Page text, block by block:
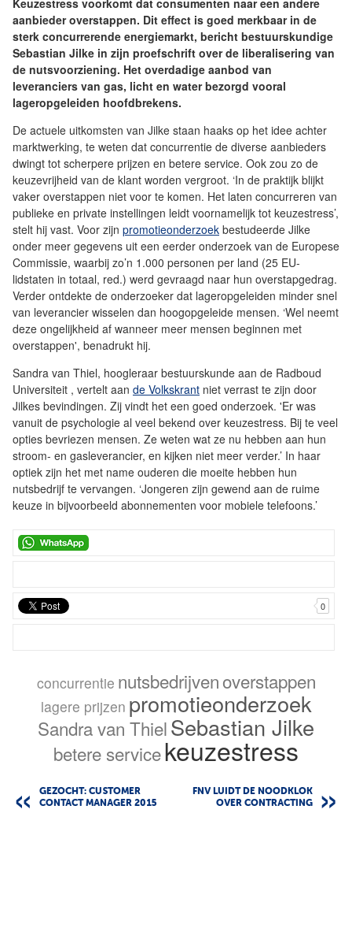
Keuzestress voorkomt dat consumenten naar een andere
aanbieder overstappen. Dit effect is goed merkbaar in de
sterk concurrerende energiemarkt, bericht bestuurskundige
Sebastian Jilke in zijn proefschrift over de liberalisering van
de nutsvoorziening. Het overdadige aanbod van
leveranciers van gas, licht en water bezorgd vooral
lageropgeleiden hoofdbrekens.
De actuele uitkomsten van Jilke staan haaks op het idee achter
marktwerking, te weten dat concurrentie de diverse aanbieders
dwingt tot scherpere prijzen en betere service. Ook zou zo de
keuzevrijheid van de klant worden vergroot. ‘In de praktijk blijkt
vaker overstappen niet voor te komen. Het laten concurreren van
publieke en private instellingen leidt voornamelijk tot keuzestress’,
stelt hij vast. Voor zijn promotieonderzoek bestudeerde Jilke
onder meer gegevens uit een eerder onderzoek van de Europese
Commissie, waarbij zo’n 1.000 personen per land (25 EU-
lidstaten in totaal, red.) werd gevraagd naar hun overstapgedrag.
Verder ontdekte de onderzoeker dat lageropgeleiden minder snel
van leverancier wisselen dan hoogopgeleide mensen. ‘Wel neemt
deze ongelijkheid af wanneer meer mensen beginnen met
overstappen', benadrukt hij.
Sandra van Thiel, hoogleraar bestuurskunde aan de Radboud
Universiteit , vertelt aan de Volkskrant niet verrast te zijn door
Jilkes bevindingen. Zij vindt het een goed onderzoek. 'Er was
vanuit de psychologie al veel bekend over keuzestress. Bij te veel
opties bevriezen mensen. Ze weten wat ze nu hebben aan hun
stroom- en gasleverancier, en kijken niet meer verder.’ In haar
optiek zijn het met name ouderen die moeite hebben hun
nutsbedrijf te vervangen. ‘Jongeren zijn gewend aan de ruime
keuze in bijvoorbeeld abonnementen voor mobiele telefoons.’
0
concurrentie nutsbedrijvenoverstappen
lagere prijzen promotieonderzoek
Sandra van ThielSebastian Jilke
betere servicekeuzestress
GEZOCHT: CUSTOMER
CONTACT MANAGER 2015
FNV LUIDT DE NOODKLOK
OVER CONTRACTING